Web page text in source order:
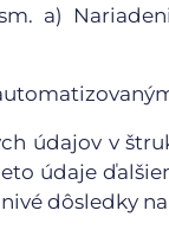
a)
údajov v
údaje
dôsledky